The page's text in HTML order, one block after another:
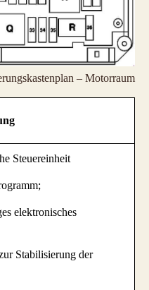
– Motorraum
Steuereinheit
elektronisches
Stabilisierung der